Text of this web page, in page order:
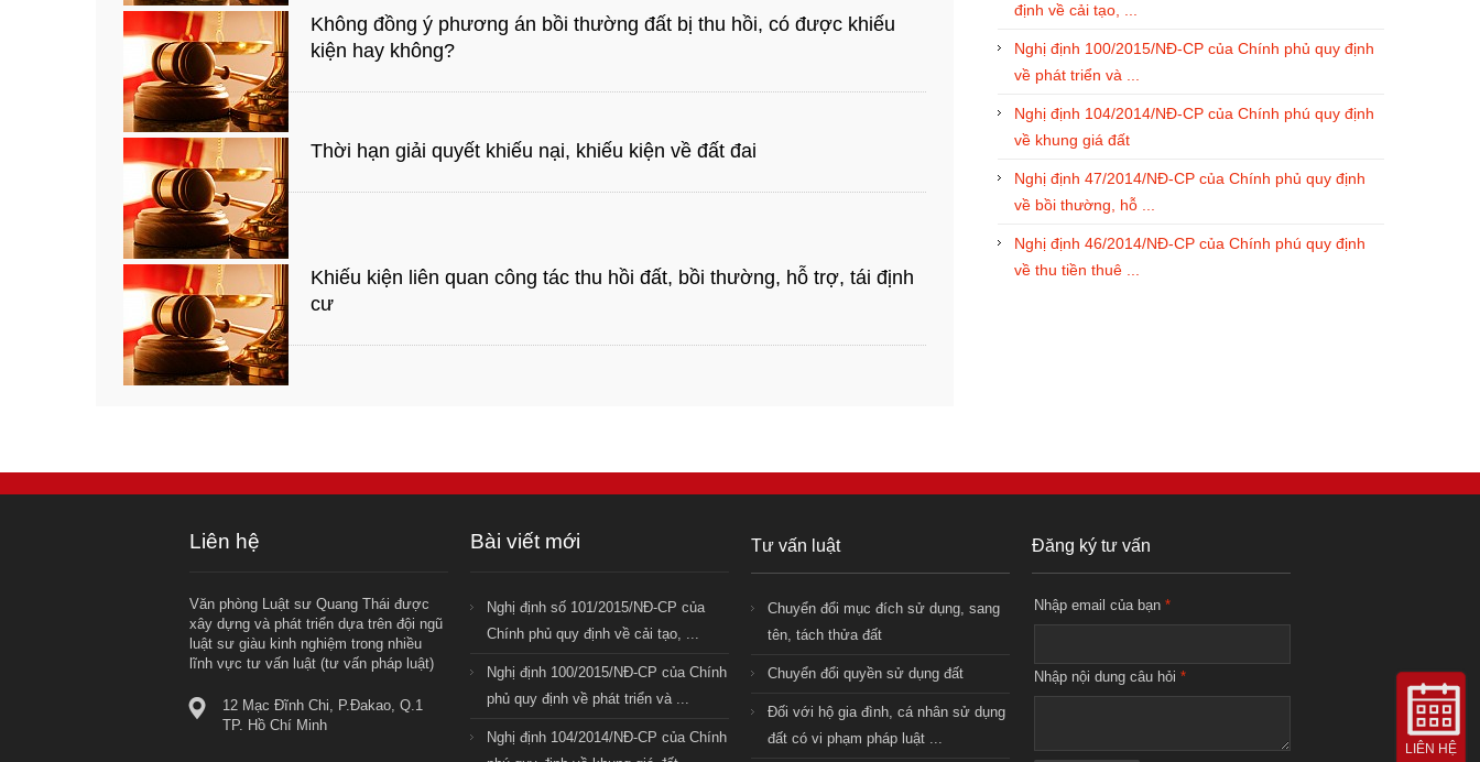
Không đồng ý phương án bồi thường đất bị thu hồi, có được khiếu
kiện hay không?
Thời hạn giải quyết khiếu nại, khiếu kiện về đất đai
Khiếu kiện liên quan công tác thu hồi đất, bồi thường, hỗ trợ, tái định
cư
định về cải tạo, ...
Nghị định 100/2015/NĐ-CP của Chính phủ quy định
về phát triển và ...
Nghị định 104/2014/NĐ-CP của Chính phú quy định
về khung giá đất
Nghị định 47/2014/NĐ-CP của Chính phủ quy định
về bồi thường, hỗ ...
Nghị định 46/2014/NĐ-CP của Chính phú quy định
về thu tiền thuê ...
Liên hệ
Văn phòng Luật sư Quang Thái được
xây dựng và phát triển dựa trên đội ngũ
luật sư giàu kinh nghiệm trong nhiều
lĩnh vực tư vấn luật (tư vấn pháp luật)
12 Mạc Đĩnh Chi, P.Đakao, Q.1
TP. Hồ Chí Minh
Bài viết mới
Nghị định số 101/2015/NĐ-CP của
Chính phủ quy định về cải tạo, ...
Nghị định 100/2015/NĐ-CP của Chính
phủ quy định về phát triển và ...
Nghị định 104/2014/NĐ-CP của Chính
Tư vấn luật
Chuyển đổi mục đích sử dụng, sang
tên, tách thửa đất
Chuyển đổi quyền sử dụng đất
Đối với hộ gia đình, cá nhân sử dụng
đất có vi phạm pháp luật ...
Đăng ký tư vấn
Nhập email của bạn *
Nhập nội dung câu hỏi *
LIÊN HỆ